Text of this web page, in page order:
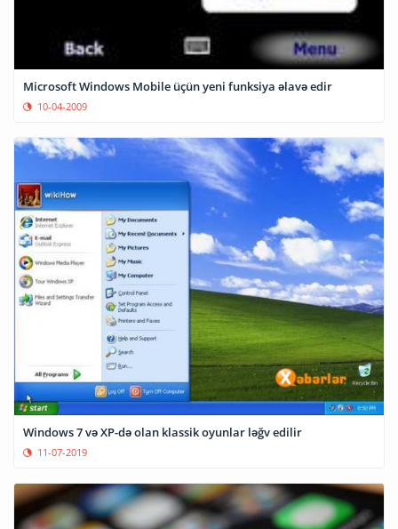
Microsoft Windows Mobile üçün yeni funksiya əlavə edir
10-04-2009
Windows 7 və XP-də olan klassik oyunlar ləğv edilir
11-07-2019